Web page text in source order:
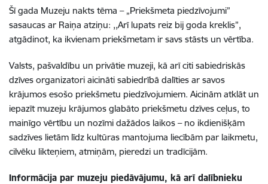
Šī gada Muzeju nakts tēma – „Priekšmeta piedzīvojumi”
sasaucas ar Raiņa atziņu: ,,Arī lupats reiz bij goda kreklis”,
atgādinot, ka ikvienam priekšmetam ir savs stāsts un vērtība.
Valsts, pašvaldību un privātie muzeji, kā arī citi sabiedriskās
dzīves organizatori aicināti sabiedrībā dalīties ar savos
krājumos esošo priekšmetu piedzīvojumiem. Aicinām atklāt un
iepazīt muzeju krājumos glabāto priekšmetu dzīves ceļus, to
mainīgo vērtību un nozīmi dažādos laikos – no ikdienišķām
sadzīves lietām līdz kultūras mantojuma liecībām par laikmetu,
cilvēku likteņiem, atmiņām, pieredzi un tradīcijām.
Informācija par muzeju piedāvājumu, kā arī dalībnieku